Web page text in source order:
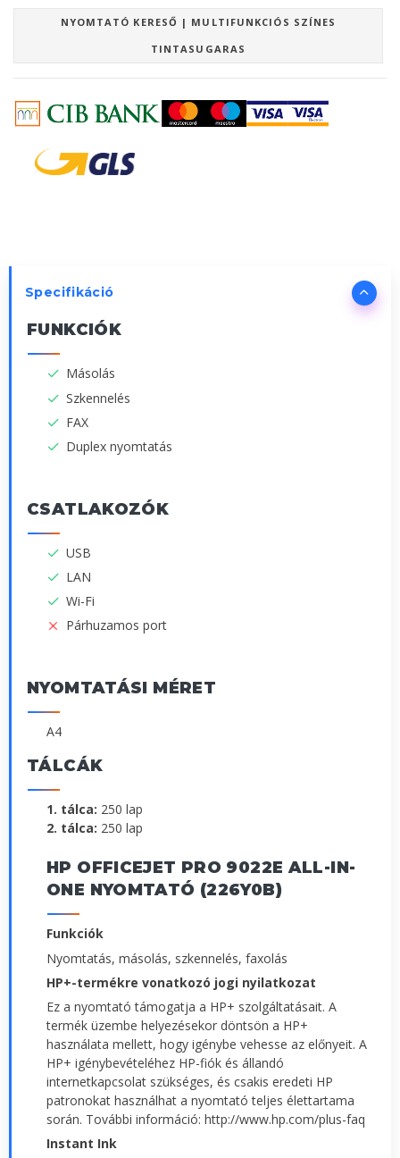
NYOMTATÓ KERESŐ | MULTIFUNKCIÓS SZÍNES
TINTASUGARAS
Specifikáció
FUNKCIÓK
Másolás
Szkennelés
FAX
Duplex nyomtatás
CSATLAKOZÓK
USB
LAN
Wi-Fi
Párhuzamos port
NYOMTATÁSI MÉRET
A4
TÁLCÁK
1. tálca: 250 lap
2. tálca: 250 lap
HP OFFICEJET PRO 9022E ALL-IN-
ONE NYOMTATÓ (226Y0B)
Funkciók
Nyomtatás, másolás, szkennelés, faxolás
HP+-termékre vonatkozó jogi nyilatkozat
Ez a nyomtató támogatja a HP+ szolgáltatásait. A
termék üzembe helyezésekor döntsön a HP+
használata mellett, hogy igénybe vehesse az előnyeit. A
HP+ igénybevételéhez HP-fiók és állandó
internetkapcsolat szükséges, és csakis eredeti HP
patronokat használhat a nyomtató teljes élettartama
során. További információ: http://www.hp.com/plus-faq
Instant Ink